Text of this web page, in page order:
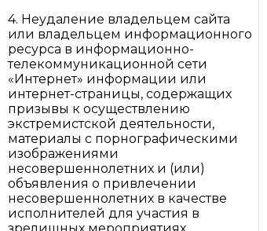
4. Неудаление владельцем сайта
или владельцем информационного
ресурса в информационно-
телекоммуникационной сети
«Интернет» информации или
интернет-страницы, содержащих
призывы к осуществлению
экстремистской деятельности,
материалы с порнографическими
изображениями
несовершеннолетних и (или)
объявления о привлечении
несовершеннолетних в качестве
исполнителей для участия в